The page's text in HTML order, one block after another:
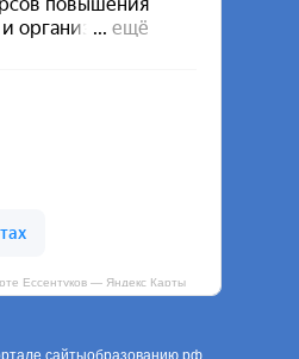
Ессентуков — Яндекс Карты
сайтыобразованию.рф